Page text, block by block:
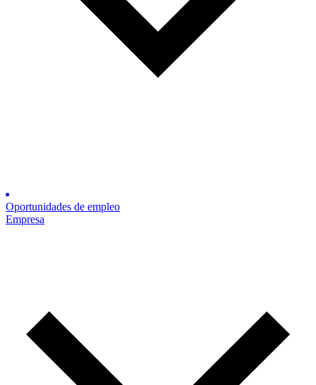
Oportunidades de empleo
Empresa